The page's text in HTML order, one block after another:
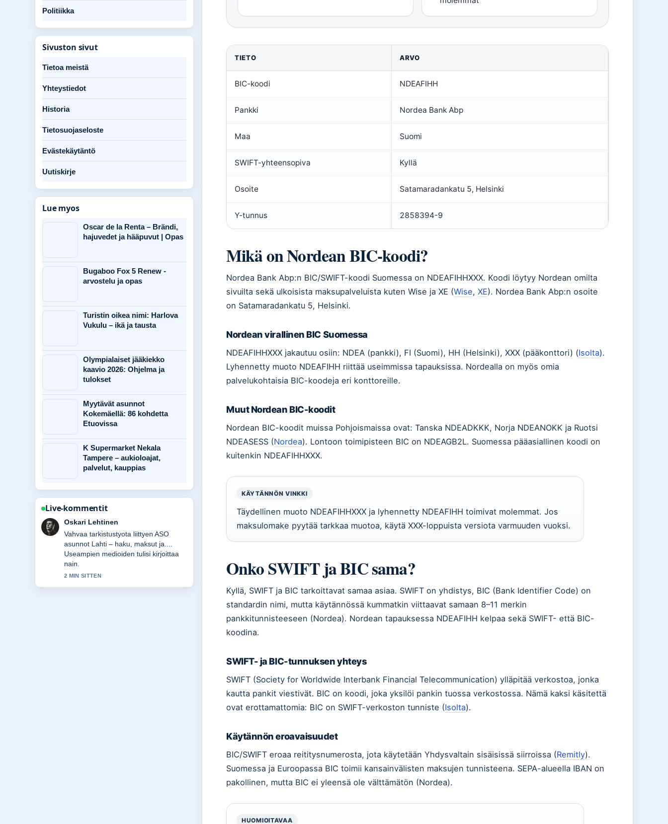
TIETO ARVO
BIC-koodi NDEAFIHH
Pankki Nordea Bank Abp
Maa Suomi
SWIFT-yhteensopiva Kyllä
Osoite Satamaradankatu 5, Helsinki
Y-tunnus 2858394-9
Mikä on Nordean BIC-koodi?
Nordea Bank Abp:n BIC/SWIFT-koodi Suomessa on NDEAFIHHXXX. Koodi löytyy Nordean omilta
sivuilta sekä ulkoisista maksupalveluista kuten Wise ja XE (Wise, XE). Nordea Bank Abp:n osoite
on Satamaradankatu 5, Helsinki.
Nordean virallinen BIC Suomessa
NDEAFIHHXXX jakautuu osiin: NDEA (pankki), FI (Suomi), HH (Helsinki), XXX (pääkonttori) (Isolta).
Lyhennetty muoto NDEAFIHH riittää useimmissa tapauksissa. Nordealla on myös omia
palvelukohtaisia BIC-koodeja eri konttoreille.
Muut Nordean BIC-koodit
Nordean BIC-koodit muissa Pohjoismaissa ovat: Tanska NDEADKKK, Norja NDEANOKK ja Ruotsi
NDEASESS (Nordea). Lontoon toimipisteen BIC on NDEAGB2L. Suomessa pääasiallinen koodi on
kuitenkin NDEAFIHHXXX.
KÄYTÄNNÖN VINKKI
Täydellinen muoto NDEAFIHHXXX ja lyhennetty NDEAFIHH toimivat molemmat. Jos
maksulomake pyytää tarkkaa muotoa, käytä XXX-loppuista versiota varmuuden vuoksi.
Onko SWIFT ja BIC sama?
Kyllä, SWIFT ja BIC tarkoittavat samaa asiaa. SWIFT on yhdistys, BIC (Bank Identifier Code) on
standardin nimi, mutta käytännössä kummatkin viittaavat samaan 8–11 merkin
pankkitunnisteeseen (Nordea). Nordean tapauksessa NDEAFIHH kelpaa sekä SWIFT- että BIC-
koodina.
SWIFT- ja BIC-tunnuksen yhteys
SWIFT (Society for Worldwide Interbank Financial Telecommunication) ylläpitää verkostoa, jonka
kautta pankit viestivät. BIC on koodi, joka yksilöi pankin tuossa verkostossa. Nämä kaksi käsitettä
ovat erottamattomia: BIC on SWIFT-verkoston tunniste (Isolta).
Käytännön eroavaisuudet
BIC/SWIFT eroaa reititysnumerosta, jota käytetään Yhdysvaltain sisäisissä siirroissa (Remitly).
Suomessa ja Euroopassa BIC toimii kansainvälisten maksujen tunnisteena. SEPA-alueella IBAN on
pakollinen, mutta BIC ei yleensä ole välttämätön (Nordea).
HUOMIOITAVAA
Politiikka
Sivuston sivut
Tietoa meistä
Yhteystiedot
Historia
Tietosuojaseloste
Evästekäytäntö
Uutiskirje
Lue myos
Oscar de la Renta – Brändi,
hajuvedet ja hääpuvut | Opas
Bugaboo Fox 5 Renew -
arvostelu ja opas
Turistin oikea nimi: Harlova
Vukulu – ikä ja tausta
Olympialaiset jääkiekko
kaavio 2026: Ohjelma ja
tulokset
Myytävät asunnot
Kokemäellä: 86 kohdetta
Etuovissa
K Supermarket Nekala
Tampere – aukioloajat,
palvelut, kauppias
Live-kommentit
Sanni Heikkinen
Hyva yhteenveto aiheesta ASO
asunnot Lahti – hinta, hakeminen ja....
Tama on tahan mennessa selkein
kooste tanaan.
4 MIN SITTEN